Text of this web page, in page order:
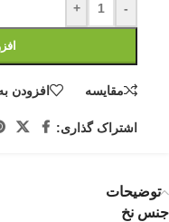
-
+
مقایسه افزودن
اشتراک گذاری:
توضیحات
جنس نخ